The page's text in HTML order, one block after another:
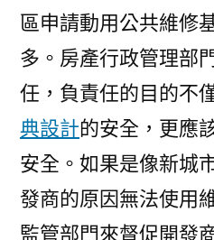
區申請動用公共維修
多。房產行政管理部
任，負責任的目的不
典設計的安全，更應
安全。如果是像新城
發商的原因無法使用
監管部門來督促開發